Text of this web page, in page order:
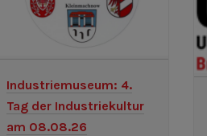
Industriemuseum: 4.
Tag der Industriekultur
am 08.08.26